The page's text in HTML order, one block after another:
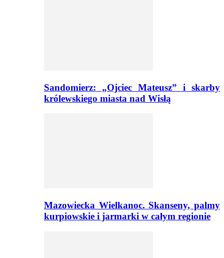
Sandomierz: „Ojciec Mateusz” i skarby
królewskiego miasta nad Wisłą
Mazowiecka Wielkanoc. Skanseny, palmy
kurpiowskie i jarmarki w całym regionie